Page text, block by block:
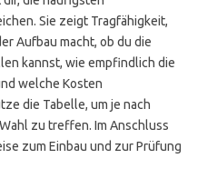
Sie zeigt Tragfähigkeit,
Aufbau macht, ob du die
kannst, wie empfindlich die
welche Kosten
die Tabelle, um je nach
zu treffen. Im Anschluss
zum Einbau und zur Prüfung